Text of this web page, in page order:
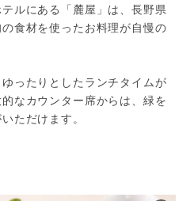
ルにある「麓屋」は、長野県
食材を使ったお料理が自慢の
ったりとしたランチタイムが
なカウンター席からは、緑を
ただけます。